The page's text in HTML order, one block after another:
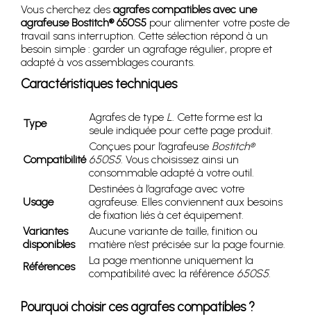
Vous cherchez des agrafes compatibles avec une
agrafeuse Bostitch® 650S5 pour alimenter votre poste de
travail sans interruption. Cette sélection répond à un
besoin simple : garder un agrafage régulier, propre et
adapté à vos assemblages courants.
Caractéristiques techniques
Type Agrafes de type L. Cette forme est la
seule indiquée pour cette page produit.
Compatibilité
Conçues pour l’agrafeuse Bostitch®
650S5. Vous choisissez ainsi un
consommable adapté à votre outil.
Usage
Destinées à l’agrafage avec votre
agrafeuse. Elles conviennent aux besoins
de fixation liés à cet équipement.
Variantes
disponibles
Aucune variante de taille, finition ou
matière n’est précisée sur la page fournie.
Références
La page mentionne uniquement la
compatibilité avec la référence 650S5.
Pourquoi choisir ces agrafes compatibles ?